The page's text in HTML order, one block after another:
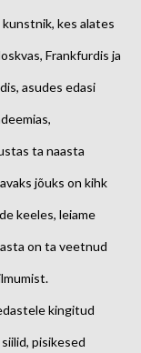
kunstnik, kes alates
Frankfurdis ja
asudes edasi
ta naasta
jõuks on kihk
keeles, leiame
on ta veetnud
kingitud
pisikesed